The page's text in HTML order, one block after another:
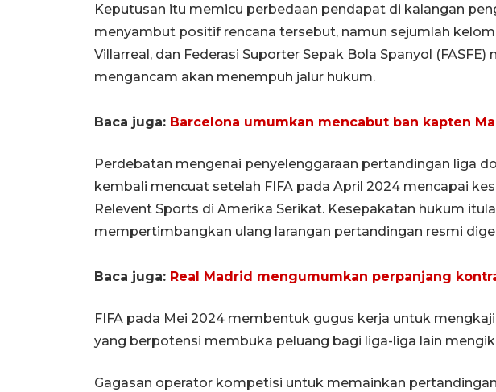
Keputusan itu memicu perbedaan pendapat di kalangan
menyambut positif rencana tersebut, namun sejumlah
Villarreal, dan Federasi Suporter Sepak Bola Spanyol (FASFE)
mengancam akan menempuh jalur hukum.
Baca juga: Barcelona umumkan mencabut ban kapten
Perdebatan mengenai penyelenggaraan pertandingan liga
kembali mencuat setelah FIFA pada April 2024 mencapai
Relevent Sports di Amerika Serikat. Kesepakatan hukum
mempertimbangkan ulang larangan pertandingan resmi
Baca juga: Real Madrid mengumumkan perpanjang
FIFA pada Mei 2024 membentuk gugus kerja untuk
yang berpotensi membuka peluang bagi liga-liga lain
Gagasan operator kompetisi untuk memainkan